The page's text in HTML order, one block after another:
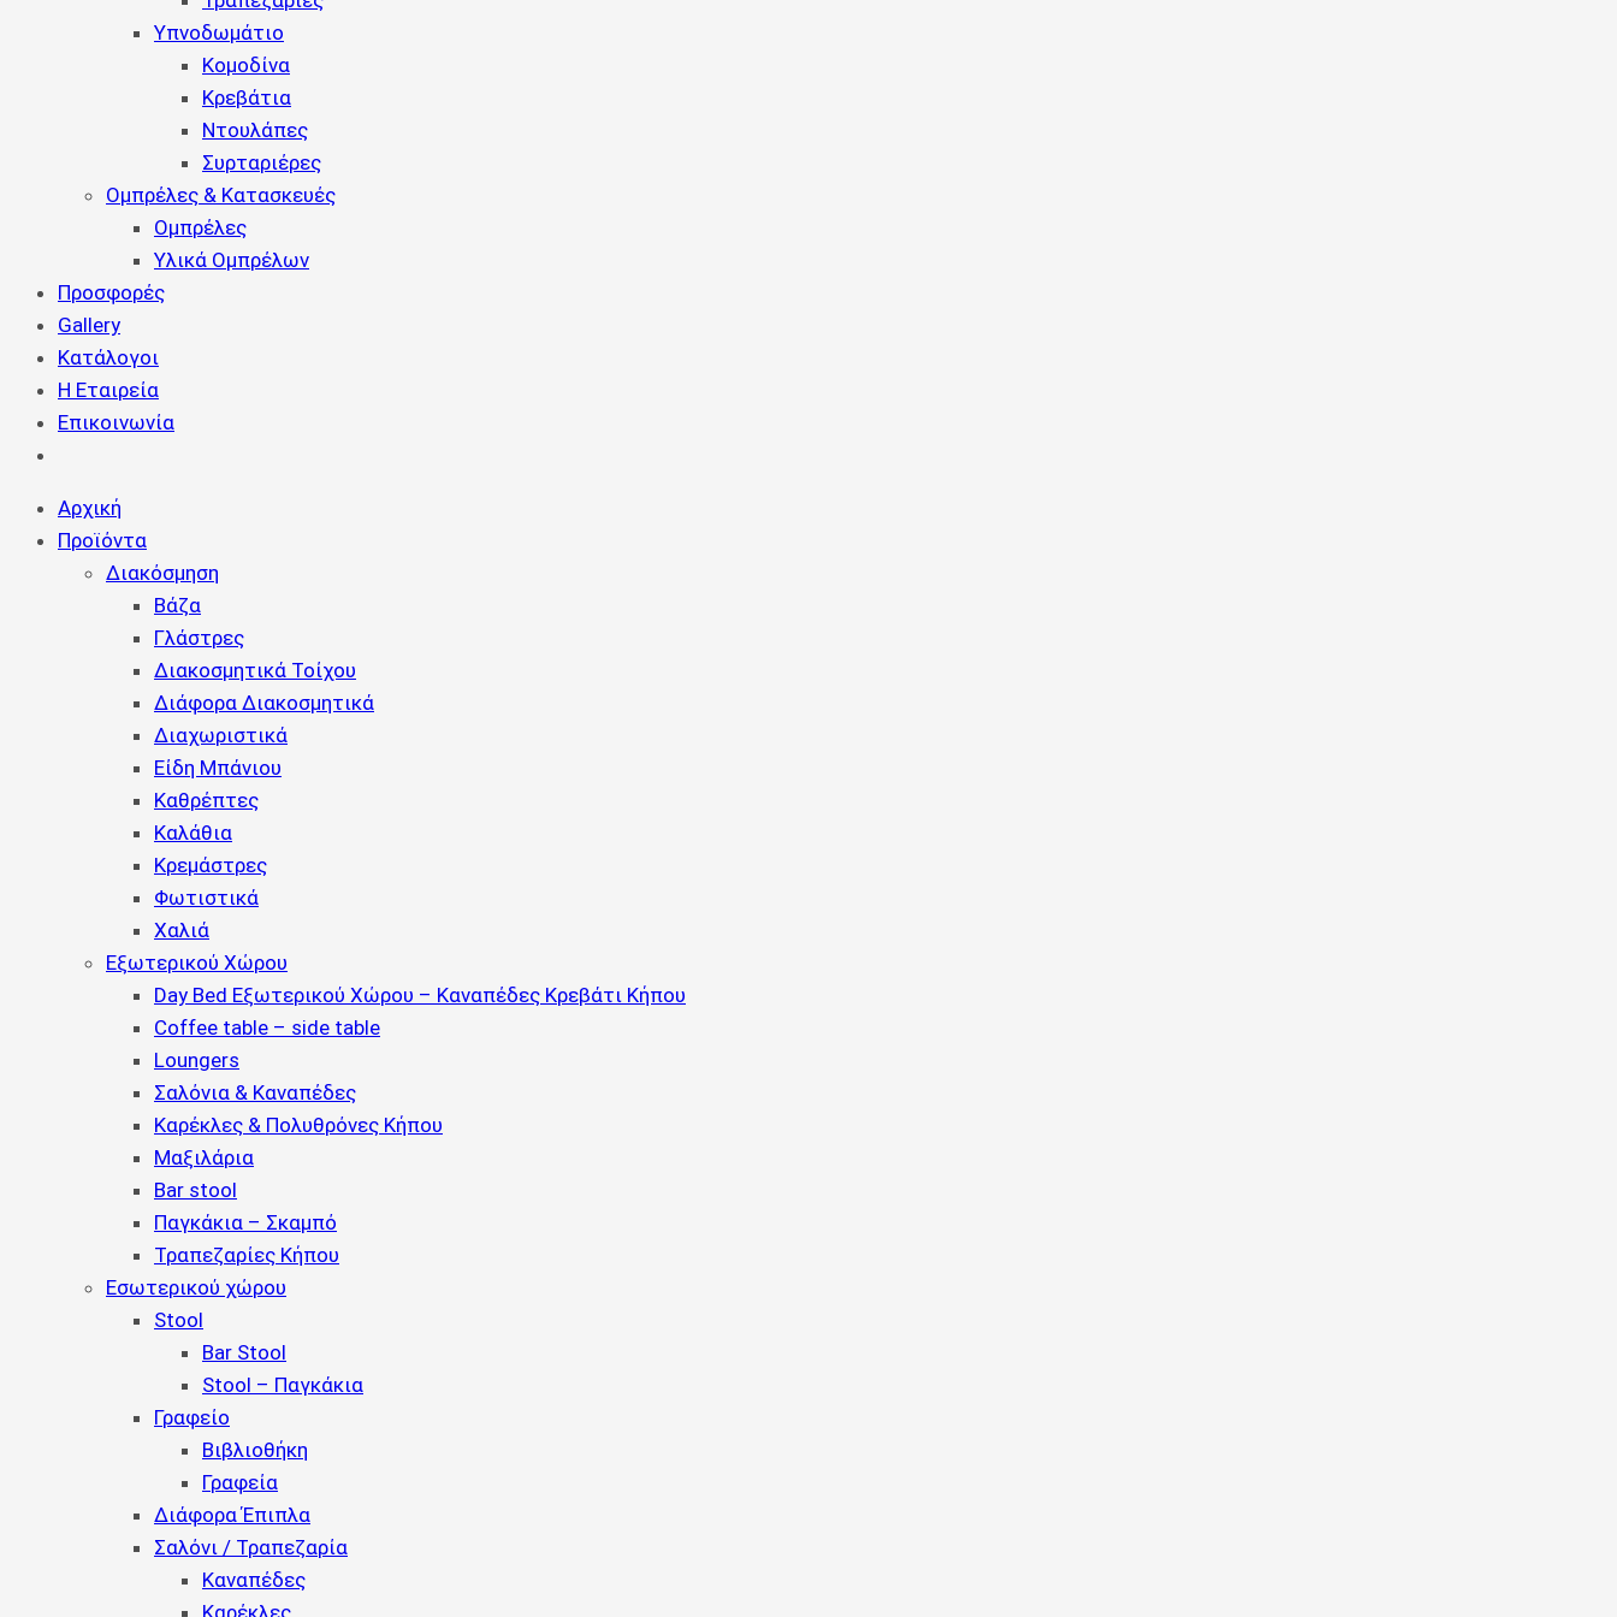
Υπνοδωμάτιο
Κομοδίνα
Κρεβάτια
Ντουλάπες
Συρταριέρες
Ομπρέλες & Κατασκευές
Ομπρέλες
Υλικά Ομπρέλων
Προσφορές
Gallery
Κατάλογοι
Η Εταιρεία
Επικοινωνία
Αρχική
Προϊόντα
Διακόσμηση
Βάζα
Γλάστρες
Διακοσμητικά Τοίχου
Διάφορα Διακοσμητικά
Διαχωριστικά
Είδη Μπάνιου
Καθρέπτες
Καλάθια
Κρεμάστρες
Φωτιστικά
Χαλιά
Εξωτερικού Χώρου
Day Bed Εξωτερικού Χώρου – Καναπέδες Κρεβάτι Κήπου
Coffee table – side table
Loungers
Σαλόνια & Καναπέδες
Καρέκλες & Πολυθρόνες Κήπου
Μαξιλάρια
Bar stool
Παγκάκια – Σκαμπό
Τραπεζαρίες Κήπου
Εσωτερικού χώρου
Stool
Bar Stool
Stool – Παγκάκια
Γραφείο
Βιβλιοθήκη
Γραφεία
Διάφορα Έπιπλα
Σαλόνι / Τραπεζαρία
Καναπέδες
Καρέκλες